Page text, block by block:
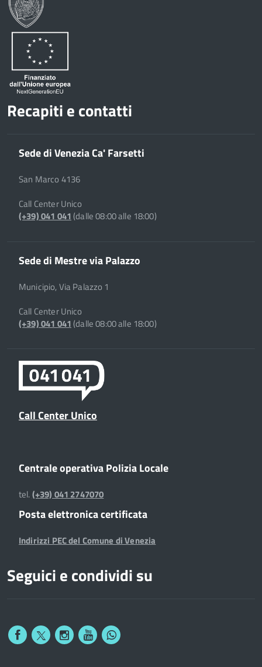
Recapiti e contatti
Sede di Venezia Ca' Farsetti
San Marco 4136
Call Center Unico
(+39) 041 041(dalle 08:00 alle 18:00)
Sede di Mestre via Palazzo
Municipio, Via Palazzo 1
Call Center Unico
(+39) 041 041(dalle 08:00 alle 18:00)
Call Center Unico
Centrale operativa Polizia Locale
tel.(+39) 041 2747070
Posta elettronica certificata
Indirizzi PEC del Comune di Venezia
Seguici e condividi su